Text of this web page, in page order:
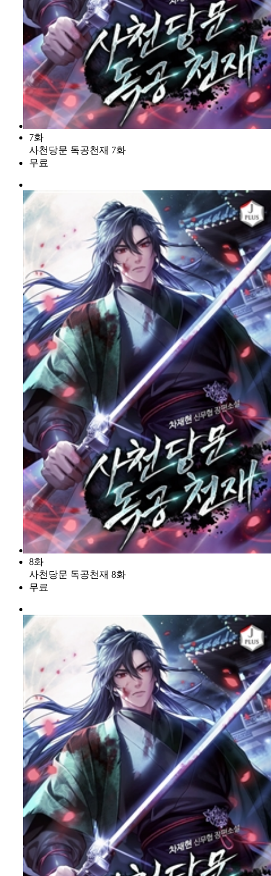
7화
사천당문 독공천재 7화
무료
8화
사천당문 독공천재 8화
무료